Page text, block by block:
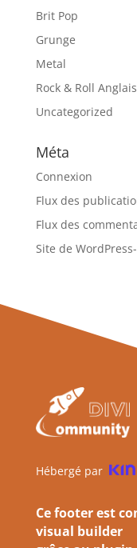
Brit Pop
Grunge
Metal
Rock & Roll Anglais
Uncategorized
Méta
Connexion
Flux des
Flux des
Site de WordPress-
Hébergé par
Ce footer est
visual builder